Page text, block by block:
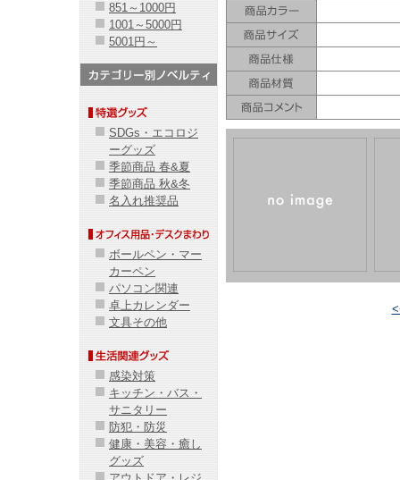
851～1000円
1001～5000円
5001円～
SDGs・エコロジ
ーグッズ
季節商品 春&夏
季節商品 秋&冬
名入れ推奨品
ボールペン・マー
カーペン
パソコン関連
卓上カレンダー
文具その他
感染対策
キッチン・バス・
サニタリー
防犯・防災
健康・美容・癒し
グッズ